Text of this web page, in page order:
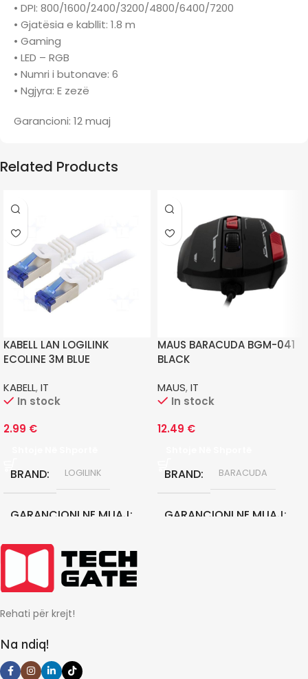
• DPI: 800/1600/2400/3200/4800/6400/7200
• Gjatësia e kabllit: 1.8 m
• Gaming
• LED – RGB
• Numri i butonave: 6
• Ngjyra: E zezë
Garancioni: 12 muaj
Related Products
KABELL LAN LOGILINK
ECOLINE 3M BLUE
KABELL,IT
In stock
2.99 €
BRAND LOGILINK
GARANCIONI NE MUAJ
0
MAUS BARACUDA BGM-041
BLACK
MAUS,IT
In stock
12.49 €
BRAND BARACUDA
GARANCIONI NE MUAJ
Rehati për krejt!
Na ndiq!